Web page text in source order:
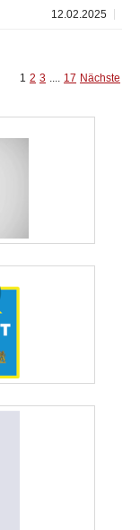
12.02.2025
1 2 3 .... 17 Nächste